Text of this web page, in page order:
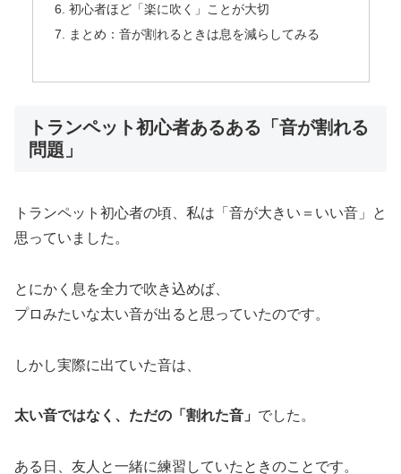
初心者ほど「楽に吹く」ことが大切
まとめ：音が割れるときは息を減らしてみる
トランペット初心者あるある「音が割れる
問題」
トランペット初心者の頃、私は「音が大きい＝いい音」と
思っていました。
とにかく息を全力で吹き込めば、
プロみたいな太い音が出ると思っていたのです。
しかし実際に出ていた音は、
太い音ではなく、ただの「割れた音」 でした。
ある日、友人と一緒に練習していたときのことです。